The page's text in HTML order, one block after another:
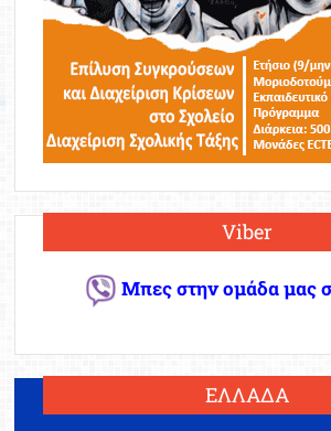
Viber
Μπες στην ομάδα μας
ΕΛΛΑΔΑ